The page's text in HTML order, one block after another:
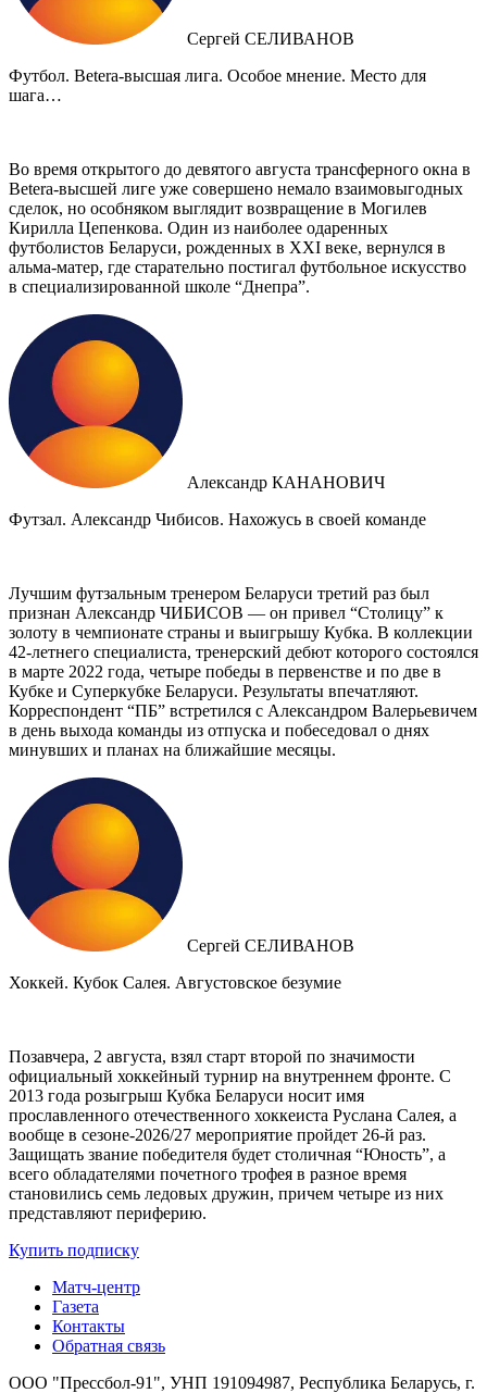
Сергей СЕЛИВАНОВ
Футбол. Betera-высшая лига. Особое мнение. Место для
шага…
Во время открытого до девятого августа трансферного окна в
Betera-высшей лиге уже совершено немало взаимовыгодных
сделок, но особняком выглядит возвращение в Могилев
Кирилла Цепенкова. Один из наиболее одаренных
футболистов Беларуси, рожденных в XXI веке, вернулся в
альма-матер, где старательно постигал футбольное искусство
в специализированной школе “Днепра”.
Александр КАНАНОВИЧ
Футзал. Александр Чибисов. Нахожусь в своей команде
Лучшим футзальным тренером Беларуси третий раз был
признан Александр ЧИБИСОВ — он привел “Столицу” к
золоту в чемпионате страны и выигрышу Кубка. В коллекции
42-летнего специалиста, тренерский дебют которого состоялся
в марте 2022 года, четыре победы в первенстве и по две в
Кубке и Суперкубке Беларуси. Результаты впечатляют.
Корреспондент “ПБ” встретился с Александром Валерьевичем
в день выхода команды из отпуска и побеседовал о днях
минувших и планах на ближайшие месяцы.
Сергей СЕЛИВАНОВ
Хоккей. Кубок Салея. Августовское безумие
Позавчера, 2 августа, взял старт второй по значимости
официальный хоккейный турнир на внутреннем фронте. C
2013 года розыгрыш Кубка Беларуси носит имя
прославленного отечественного хоккеиста Руслана Салея, а
вообще в сезоне-2026/27 мероприятие пройдет 26-й раз.
Защищать звание победителя будет столичная “Юность”, а
всего обладателями почетного трофея в разное время
становились семь ледовых дружин, причем четыре из них
представляют периферию.
Купить подписку
Матч-центр
Газета
Контакты
Обратная связь
ООО "Прессбол-91", УНП 191094987, Республика Беларусь, г.